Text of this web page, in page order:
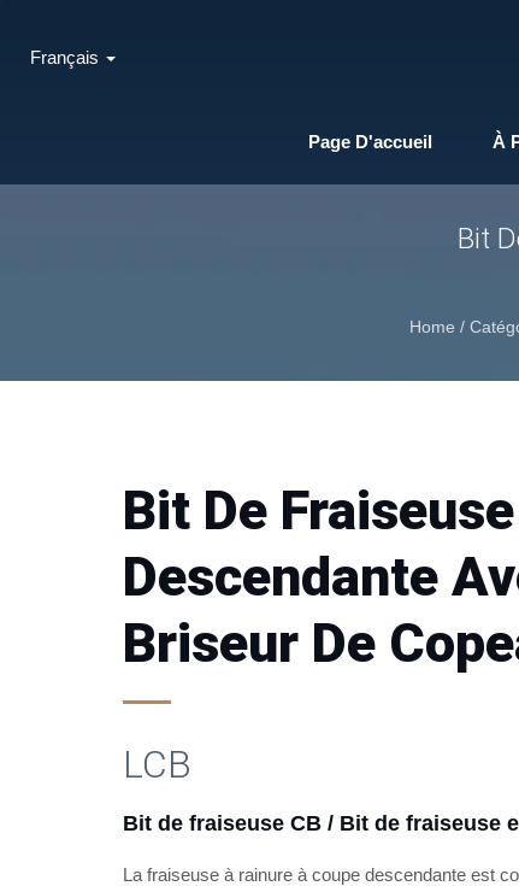
Page D'accueil À
Français
Bit
Home /
Bit De
Descendante
Briseur De
LCB
Bit de fraiseuse CB / Bit de fraiseuse
La fraiseuse à rainure à coupe descendante est